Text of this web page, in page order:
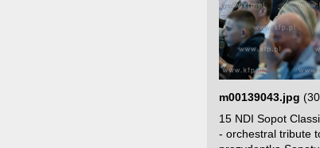
m00139043.jpg
15 NDI Sopot
- orchestral tribute